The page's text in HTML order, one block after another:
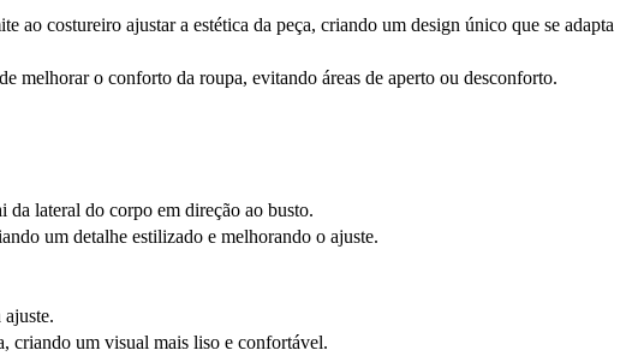
costureiro ajustar a estética da peça, criando um design único que se adapta
o conforto da roupa, evitando áreas de aperto ou desconforto.
lateral do corpo em direção ao busto.
um detalhe estilizado e melhorando o ajuste.
criando um visual mais liso e confortável.